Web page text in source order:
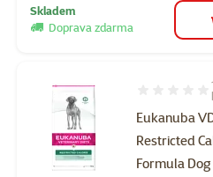
Skladem
Doprava zdarma
Eukanuba
Restricted
Formula Dog
Hodnocení